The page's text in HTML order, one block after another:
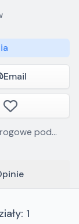
Email
1